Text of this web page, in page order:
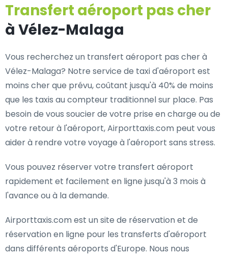
Transfert aéroport pas cher
à Vélez-Malaga
Vous recherchez un transfert aéroport pas cher à
Vélez-Malaga? Notre service de taxi d'aéroport est
moins cher que prévu, coûtant jusqu'à 40% de moins
que les taxis au compteur traditionnel sur place. Pas
besoin de vous soucier de votre prise en charge ou de
votre retour à l'aéroport, Airporttaxis.com peut vous
aider à rendre votre voyage à l'aéroport sans stress.
Vous pouvez réserver votre transfert aéroport
rapidement et facilement en ligne jusqu'à 3 mois à
l'avance ou à la demande.
Airporttaxis.com est un site de réservation et de
réservation en ligne pour les transferts d'aéroport
dans différents aéroports d'Europe. Nous nous